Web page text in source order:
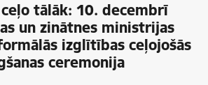
ceļo tālāk: 10. decembrī
un zinātnes ministrijas
izglītības ceļojošās
ceremonija